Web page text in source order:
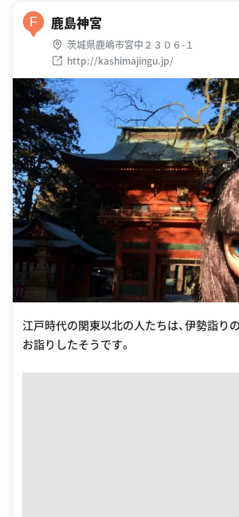
F 鹿島神宮
茨城県鹿嶋市宮中２３０６-１
http://kashimajingu.jp/
江戸時代の関東以北の人たちは、伊勢詣り
お詣りしたそうです。